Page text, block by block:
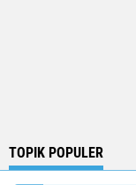
TOPIK POPULER